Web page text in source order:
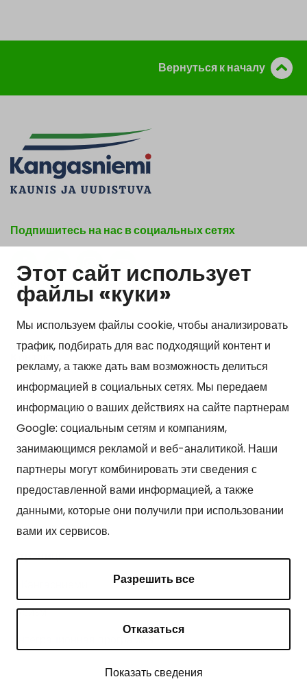
Этот сайт использует
файлы «куки»
Мы используем файлы cookie, чтобы анализировать
трафик, подбирать для вас подходящий контент и
рекламу, а также дать вам возможность делиться
информацией в социальных сетях. Мы передаем
информацию о ваших действиях на сайте партнерам
Google: социальным сетям и компаниям,
занимающимся рекламой и веб-аналитикой. Наши
партнеры могут комбинировать эти сведения с
предоставленной вами информацией, а также
данными, которые они получили при использовании
вами их сервисов.
Разрешить все
Отказаться
Показать сведения
Вернуться к началу
Подпишитесь на нас в социальных сетях
Show my cookie settings
Kangasniemen kunta
Otto Mannisen tie 2
51200 Kangasniemi
kirjaamo@kangasniemi.fi
Puh. 040 719 9370
Y-tunnus 0164690-3
Cтраницы
Туризм